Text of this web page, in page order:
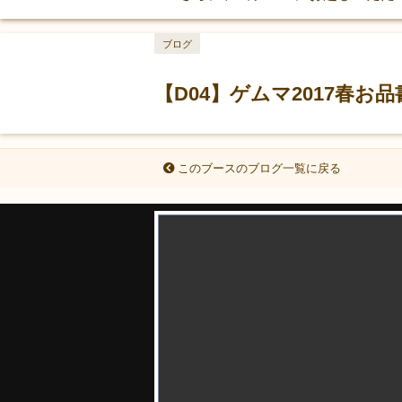
【D04】ゲムマ2017春お品
ブログ
このブースのブログ一覧に戻る